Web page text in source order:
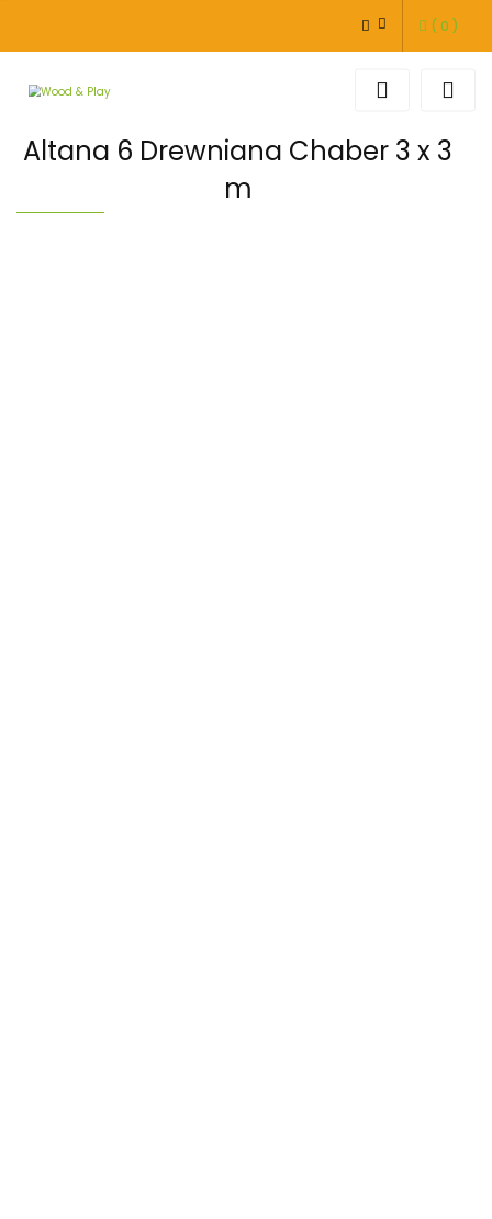
ZALOGUJ SIĘ
DODAJ ZGŁOSZENIE
( 0 )
Altana 6 Drewniana Chaber 3 x 3
m